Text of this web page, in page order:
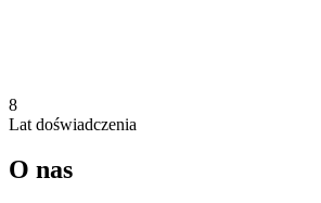
8
Lat doświadczenia
O nas